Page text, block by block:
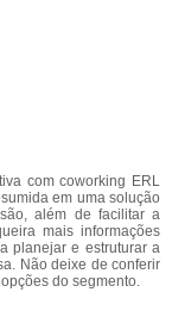
com coworking ERL
em uma solução
além de facilitar a
mais informações
planejar e estruturar a
Não deixe de conferir
do segmento.